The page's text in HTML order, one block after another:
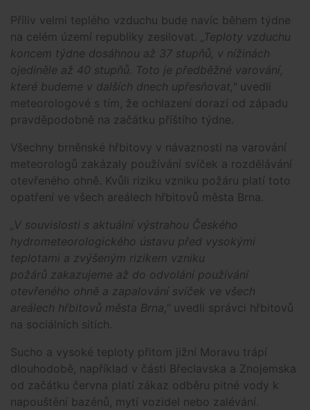
Příliv velmi teplého vzduchu bude navíc během týdne
na celém území republiky zesilovat.
„Teploty vzduchu
koncem týdne dosáhnou až 37 stupňů, v nížinách
ojediněle až 40 stupňů. Toto je předběžné varování,
které budeme v dalších dnech upřesňovat," uvedli
meteorologové s tím, že ochlazení dorazí od západu
pravděpodobně na začátku příštího týdne.
Všechny brněnské hřbitovy v návaznosti na varování
meteorologů zakázaly používání svíček a rozdělávání
otevřeného ohně. Kvůli riziku vzniku požáru platí toto
opatření ve všech areálech hřbitovů města Brna.
„V souvislosti s aktuální výstrahou Českého
hydrometeorologického ústavu před vysokými
teplotami a zvýšeným rizikem vzniku
požárů zakazujeme až do odvolání používání
otevřeného ohně a zapalování svíček ve všech
areálech hřbitovů města Brna," uvedli správci hřbitovů
na sociálních sítích.
Sucho a vysoké teploty přitom jižní Moravu trápí
dlouhodobě, například v části Břeclavska a Znojemska
od začátku června platí zákaz odběru pitné vody k
napouštění bazénů, mytí vozidel nebo zalévání.